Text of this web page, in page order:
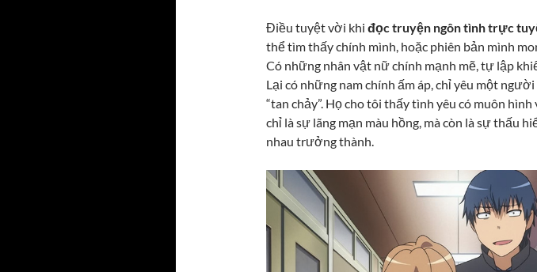
Điều tuyệt vời khi đọc truyện ngôn tình trực
thể tìm thấy chính mình, hoặc phiên bản mình
Có những nhân vật nữ chính mạnh mẽ, tự lập
Lại có những nam chính ấm áp, chỉ yêu một
“tan chảy”. Họ cho tôi thấy tình yêu có muôn
chỉ là sự lãng mạn màu hồng, mà còn là sự thấu
nhau trưởng thành.